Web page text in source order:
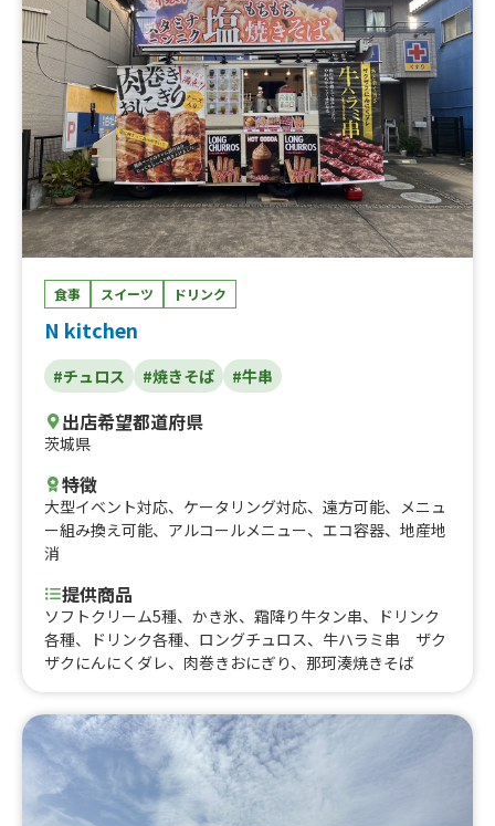
ハイボール、缶ビール、生ビール、ナタデココサワー、焼
きそば、ドリンク、かき氷、チリライスプレート、チリド
ッグ
食事 スイーツ ドリンク
N kitchen
#チュロス #焼きそば #牛串
出店希望都道府県
茨城県
特徴
大型イベント対応、 ケータリング対応、 遠方可能、
メニュ
ー組み換え可能、 アルコールメニュー、 エコ容器、 地産地
消
提供商品
ソフトクリーム5種、かき氷、霜降り牛タン串、ドリンク
各種、ドリンク各種、ロングチュロス、牛ハラミ串 ザク
ザクにんにくダレ、肉巻きおにぎり、那珂湊焼きそば